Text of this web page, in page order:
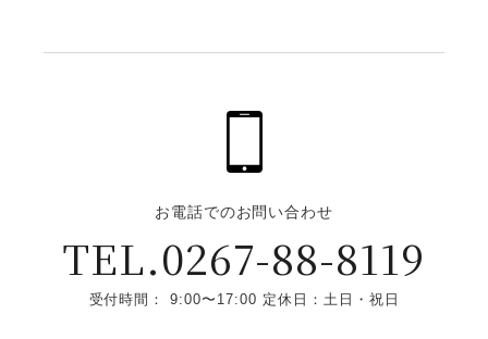
お電話でのお問い合わせ
TEL.0267-88-8119
受付時間： 9:00〜17:00 定休日：土日・祝日